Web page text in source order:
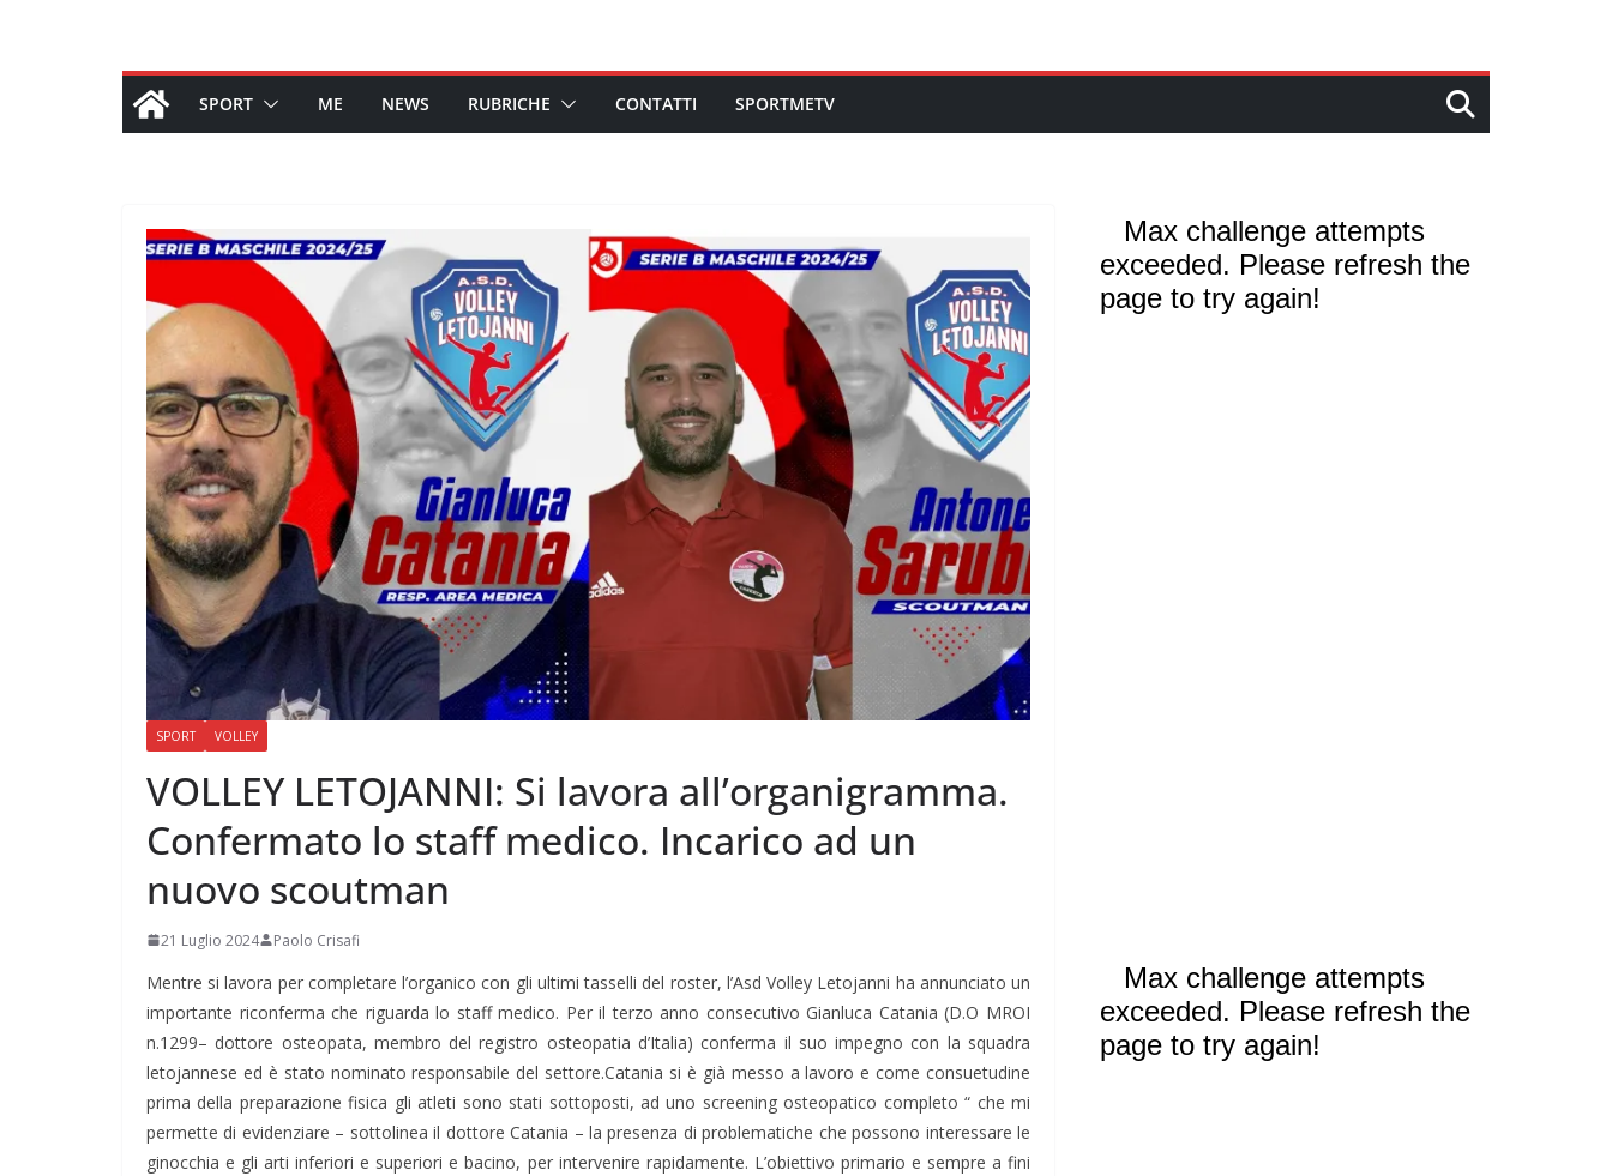
SPORT ME NEWS RUBRICHE CONTATTI SPORTMETV
SPORT VOLLEY
VOLLEY LETOJANNI: Si lavora all’organigramma.
Confermato lo staff medico. Incarico ad un
nuovo scoutman
21 Luglio 2024 Paolo Crisafi
Mentre si lavora per completare l’organico con gli ultimi tasselli del roster, l’Asd Volley Letojanni ha annunciato un
importante riconferma che riguarda lo staff medico. Per il terzo anno consecutivo Gianluca Catania (D.O MROI
n.1299– dottore osteopata, membro del registro osteopatia d’Italia) conferma il suo impegno con la squadra
letojannese ed è stato nominato responsabile del settore.Catania si è già messo a lavoro e come consuetudine
prima della preparazione fisica gli atleti sono stati sottoposti, ad uno screening osteopatico completo “ che mi
permette di evidenziare – sottolinea il dottore Catania – la presenza di problematiche che possono interessare le
ginocchia e gli arti inferiori e superiori e bacino, per intervenire rapidamente. L’obiettivo primario e sempre a fini